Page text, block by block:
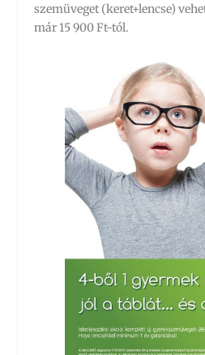
szemüveget (keret+lencse)
már 15 900 Ft-tól.